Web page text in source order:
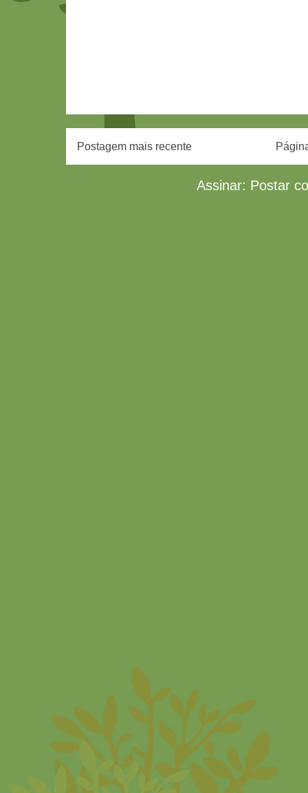
Postagem mais recente
Assinar: Postar